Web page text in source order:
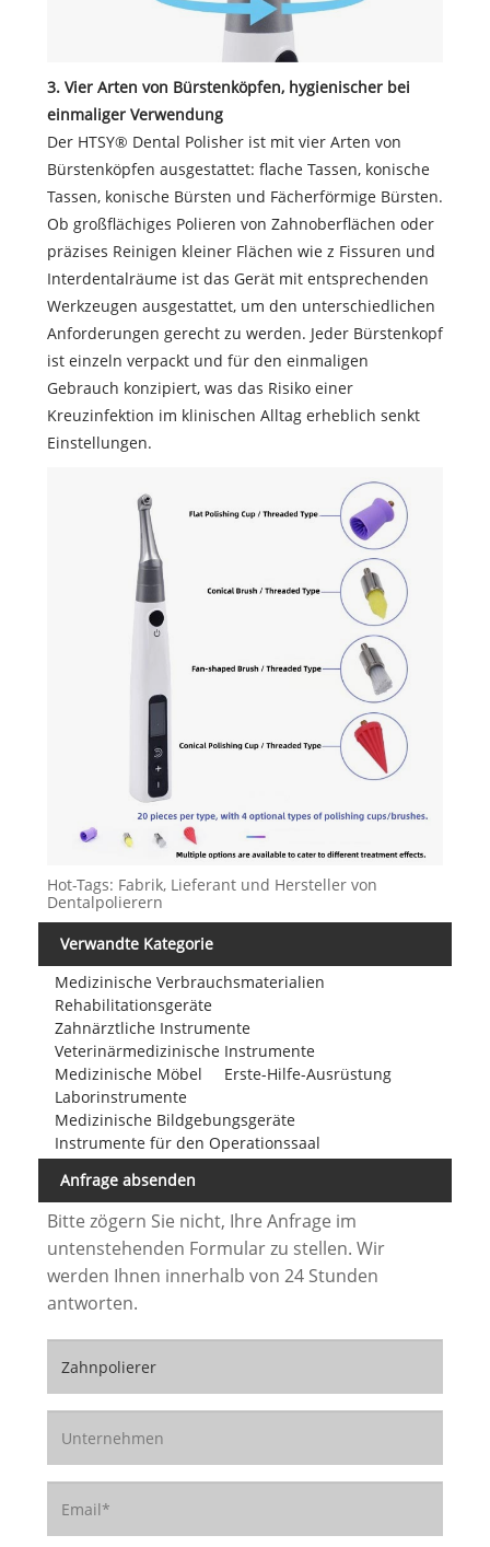
3. Vier Arten von Bürstenköpfen, hygienischer bei
einmaliger Verwendung
Der HTSY® Dental Polisher ist mit vier Arten von
Bürstenköpfen ausgestattet: flache Tassen, konische
Tassen, konische Bürsten und Fächerförmige Bürsten.
Ob großflächiges Polieren von Zahnoberflächen oder
präzises Reinigen kleiner Flächen wie z Fissuren und
Interdentalräume ist das Gerät mit entsprechenden
Werkzeugen ausgestattet, um den unterschiedlichen
Anforderungen gerecht zu werden. Jeder Bürstenkopf
ist einzeln verpackt und für den einmaligen
Gebrauch konzipiert, was das Risiko einer
Kreuzinfektion im klinischen Alltag erheblich senkt
Einstellungen.
Hot-Tags: Fabrik, Lieferant und Hersteller von
Dentalpolierern
Verwandte Kategorie
Medizinische Verbrauchsmaterialien
Rehabilitationsgeräte
Zahnärztliche Instrumente
Veterinärmedizinische Instrumente
Medizinische Möbel
Erste-Hilfe-Ausrüstung
Laborinstrumente
Medizinische Bildgebungsgeräte
Instrumente für den Operationssaal
Anfrage absenden
Bitte zögern Sie nicht, Ihre Anfrage im
untenstehenden Formular zu stellen. Wir
werden Ihnen innerhalb von 24 Stunden
antworten.